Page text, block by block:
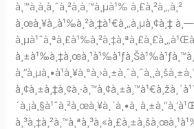
à¸™à¸­à¸à¸ˆà¸²à¸à¸™à¸µà¹‰ à¸£à¸²à¸„à¸²
à¸œà¸¥à¸‚à¹‰à¸²à¸‡à¹€à¸„à¸µà¸¢à¸‡ à¸—
´à¸¡à¸§à¹ˆà¸²à¸œà¸¥à¸´à¸•à¸